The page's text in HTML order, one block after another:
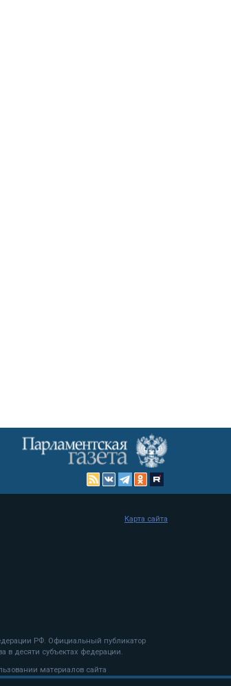
РФ. Официальный публикатор
в десяти субъектах федерации.
материалов сайта
Карта сайта